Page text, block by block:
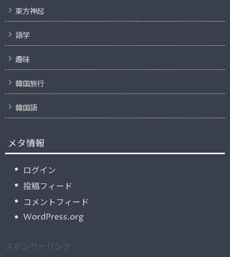
東方神起
語学
趣味
韓国旅行
韓国語
メタ情報
ログイン
投稿フィード
コメントフィード
WordPress.org
スポンサーリンク